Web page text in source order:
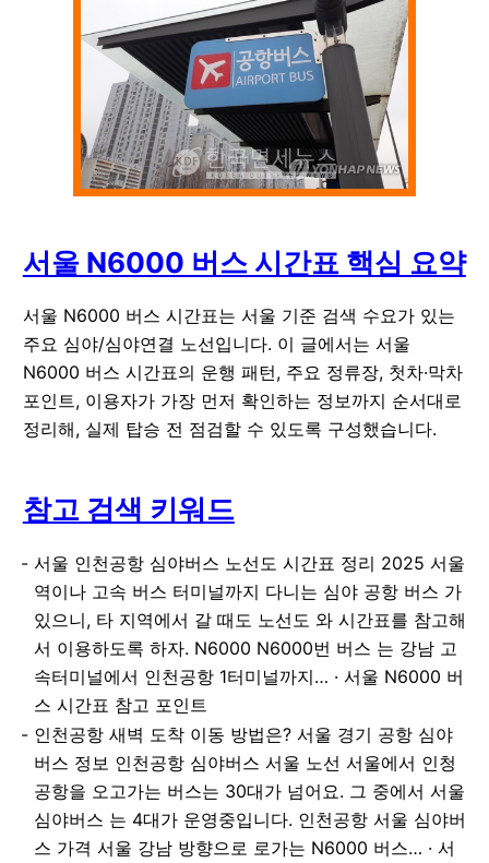
서울 N6000 버스 시간표 핵심 요약
서울 N6000 버스 시간표는 서울 기준 검색 수요가 있는
주요 심야/심야연결 노선입니다. 이 글에서는 서울
N6000 버스 시간표의 운행 패턴, 주요 정류장, 첫차·막차
포인트, 이용자가 가장 먼저 확인하는 정보까지 순서대로
정리해, 실제 탑승 전 점검할 수 있도록 구성했습니다.
참고 검색 키워드
서울 인천공항 심야버스 노선도 시간표 정리 2025 서울
역이나 고속 버스 터미널까지 다니는 심야 공항 버스 가
있으니, 타 지역에서 갈 때도 노선도 와 시간표를 참고해
서 이용하도록 하자. N6000 N6000번 버스 는 강남 고
속터미널에서 인천공항 1터미널까지… · 서울 N6000 버
스 시간표 참고 포인트
인천공항 새벽 도착 이동 방법은? 서울 경기 공항 심야
버스 정보 인천공항 심야버스 서울 노선 서울에서 인청
공항을 오고가는 버스는 30대가 넘어요. 그 중에서 서울
심야버스 는 4대가 운영중입니다. 인천공항 서울 심야버
스 가격 서울 강남 방향으로 로가는 N6000 버스… · 서